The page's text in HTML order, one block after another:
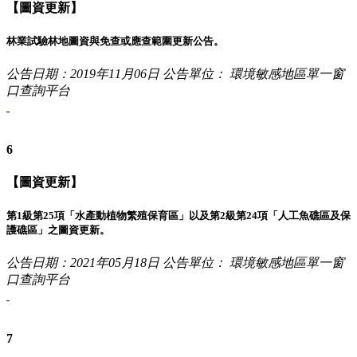
【圖資更新】
林業試驗林地圖資與免查或應查範圍更新公告。
公告日期：2019年11月06日 公告單位： 環境敏感地區單一窗
口查詢平台
6
【圖資更新】
第1級第25項「水產動植物繁殖保育區」以及第2級第24項「人工魚礁區及保
護礁區」之圖資更新。
公告日期：2021年05月18日 公告單位： 環境敏感地區單一窗
口查詢平台
7